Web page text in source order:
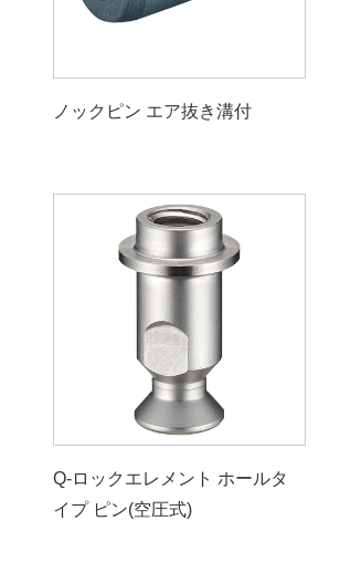
ノックピン エア抜き溝付
Q-ロックエレメント ホールタ
イプ ピン(空圧式)